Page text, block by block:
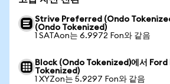
Strive Preferred (Ondo
(Ondo Tokenized)
1 SATAon는 6.9972 Fon와 같음
Block (Ondo Tokenized)에서
Tokenized)
1 XYZon는 5.9297 Fon와 같음